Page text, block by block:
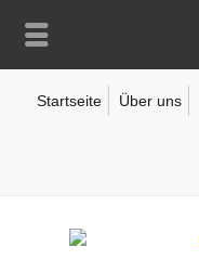
Startseite Über uns